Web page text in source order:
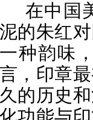
在中国
泥的朱红
一种韵味
言，印章
久的历史